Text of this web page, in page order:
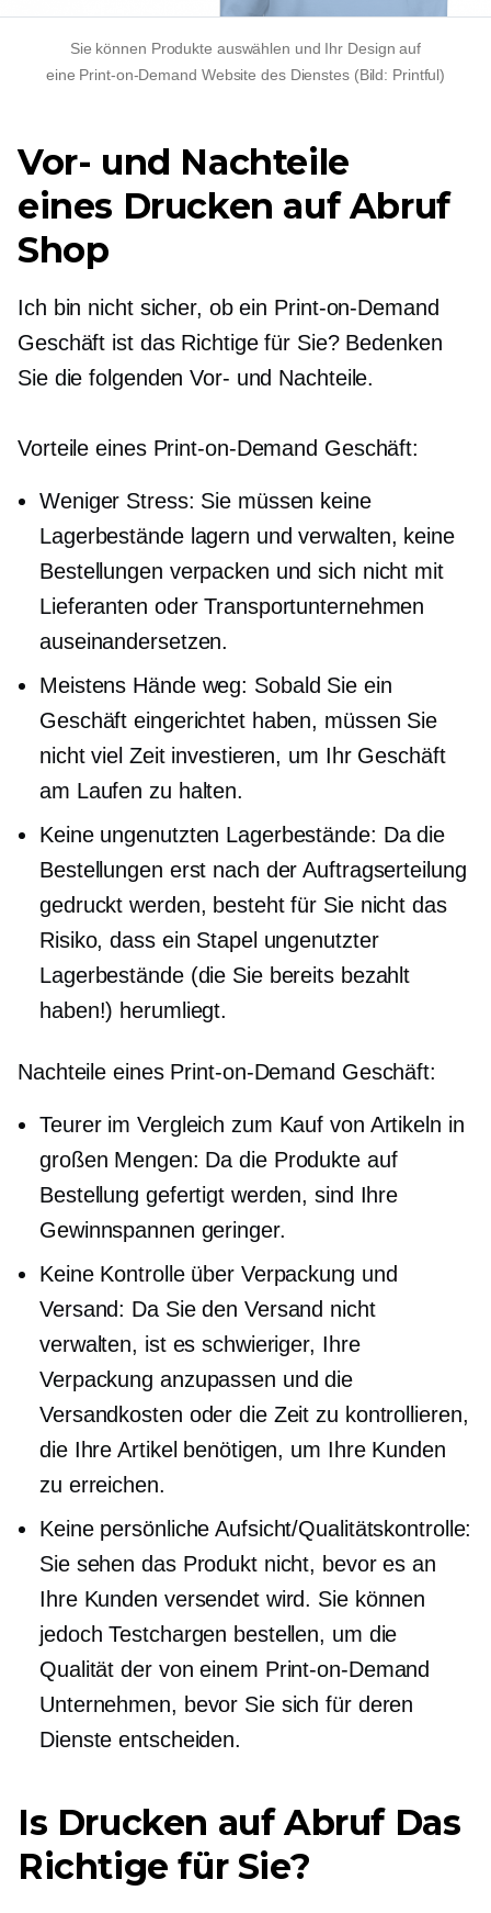
Sie können Produkte auswählen und Ihr Design auf
eine Print-on-Demand Website des Dienstes (Bild: Printful)
Vor- und Nachteile
eines Drucken auf Abruf
Shop
Ich bin nicht sicher, ob ein Print-on-Demand
Geschäft ist das Richtige für Sie? Bedenken
Sie die folgenden Vor- und Nachteile.
Vorteile eines Print-on-Demand Geschäft:
Weniger Stress: Sie müssen keine
Lagerbestände lagern und verwalten, keine
Bestellungen verpacken und sich nicht mit
Lieferanten oder Transportunternehmen
auseinandersetzen.
Meistens Hände weg: Sobald Sie ein
Geschäft eingerichtet haben, müssen Sie
nicht viel Zeit investieren, um Ihr Geschäft
am Laufen zu halten.
Keine ungenutzten Lagerbestände: Da die
Bestellungen erst nach der Auftragserteilung
gedruckt werden, besteht für Sie nicht das
Risiko, dass ein Stapel ungenutzter
Lagerbestände (die Sie bereits bezahlt
haben!) herumliegt.
Nachteile eines Print-on-Demand Geschäft:
Teurer im Vergleich zum Kauf von Artikeln in
großen Mengen: Da die Produkte auf
Bestellung gefertigt werden, sind Ihre
Gewinnspannen geringer.
Keine Kontrolle über Verpackung und
Versand: Da Sie den Versand nicht
verwalten, ist es schwieriger, Ihre
Verpackung anzupassen und die
Versandkosten oder die Zeit zu kontrollieren,
die Ihre Artikel benötigen, um Ihre Kunden
zu erreichen.
Keine persönliche Aufsicht/Qualitätskontrolle:
Sie sehen das Produkt nicht, bevor es an
Ihre Kunden versendet wird. Sie können
jedoch Testchargen bestellen, um die
Qualität der von einem Print-on-Demand
Unternehmen, bevor Sie sich für deren
Dienste entscheiden.
Is Drucken auf AbrufDas
Richtige für Sie?